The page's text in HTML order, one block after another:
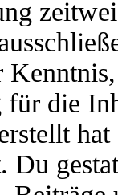
für die
Du